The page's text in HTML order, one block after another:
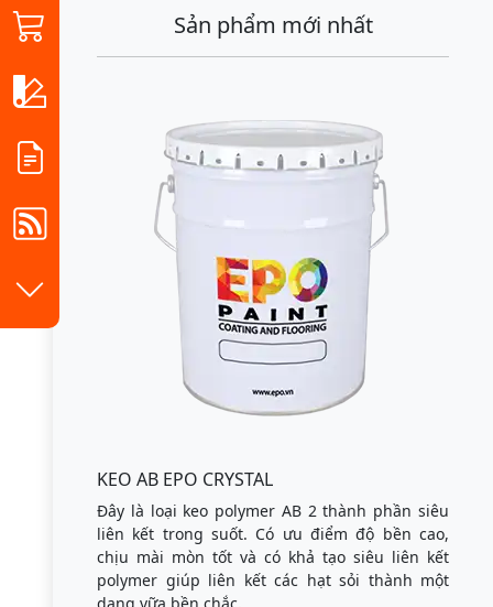
Sản phẩm mới nhất
KEO AB EPO CRYSTAL
Đây là loại keo polymer AB 2 thành phần siêu
liên kết trong suốt. Có ưu điểm độ bền cao,
chịu mài mòn tốt và có khả tạo siêu liên kết
polymer giúp liên kết các hạt sỏi thành một